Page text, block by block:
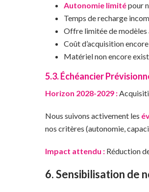
Autonomie limitépour
Temps de recharge
Offre limitée de modèles
Coût d’acquisition
Matériel non encore
5.3. Échéancier
Horizon 2028-2029 :
Nous suivons activement les
nos critères (autonomie,
Impact attendu : Réduction
6. Sensibilisation de